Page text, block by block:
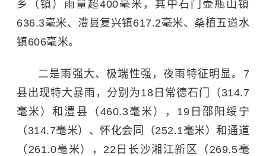
乡（镇）雨量超400毫米，其中石门壶瓶山镇
636.3毫米、澧县复兴镇617.2毫米、桑植五道水
镇606毫米。
二是雨强大、极端性强，夜雨特征明显。7
县出现特大暴雨，分别为18日常德石门（314.7
毫米）和澧县（460.3毫米），19日邵阳绥宁
（314.7毫米）、怀化会同（252.1毫米）和通道
（261.0毫米），22日长沙湘江新区（269.5毫